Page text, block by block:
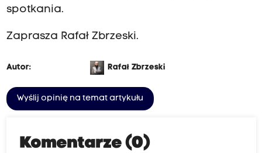
spotkania.
Zaprasza Rafał Zbrzeski.
Autor: Rafał Zbrzeski
Wyślij opinię na temat artykułu
Komentarze (0)